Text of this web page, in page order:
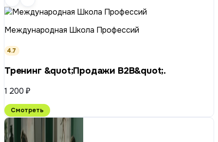
Международная Школа Профессий
4.7
Тренинг &quot;Продажи B2B&quot;.
1 200 ₽
Смотреть